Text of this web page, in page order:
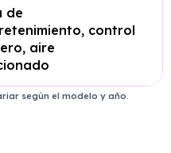
de
control
aire
según el modelo y año.